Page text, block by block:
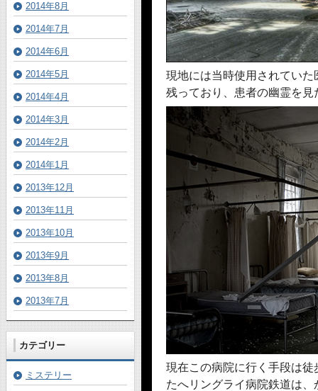
現地には当時使用されてい
残っており、患者の幽霊を
現在この病院に行く手段は
たへリングライ病院鉄道は
2014年8月
2014年7月
2014年6月
2014年5月
2014年4月
2014年3月
2014年2月
2014年1月
2013年12月
2013年11月
2013年10月
2013年9月
2013年8月
2013年7月
カテゴリー
ミステリー